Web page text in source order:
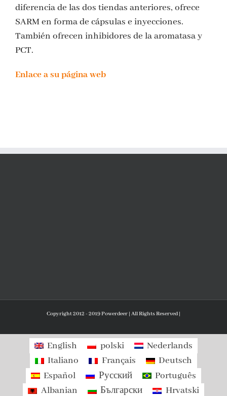
diferencia de las dos tiendas anteriores, ofrece
SARM en forma de cápsulas e inyecciones.
También ofrecen inhibidores de la aromatasa y
PCT.
Enlace a su página web
Copyright 2012 - 2019 Powerdeer | All Rights Reserved |
English polski
Nederlands
Italiano
Français
Deutsch
Español
Русский
Português
Albanian
Български Hrvatski